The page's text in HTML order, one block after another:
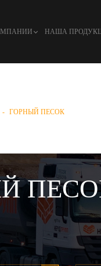
НАША
ГОРНЫЙ ПЕСОК